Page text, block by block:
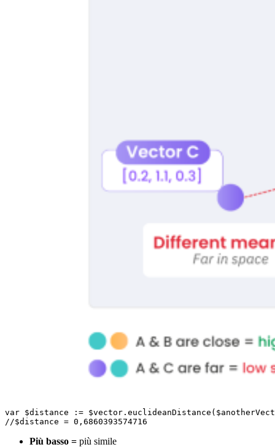
var $distance :=
//$distance = 0,6860393574716
Più basso = più simile